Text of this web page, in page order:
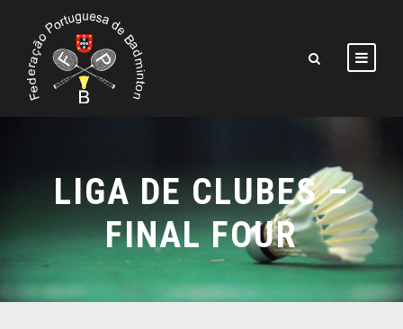
LIGA DE CLUBES –
FINAL FOUR